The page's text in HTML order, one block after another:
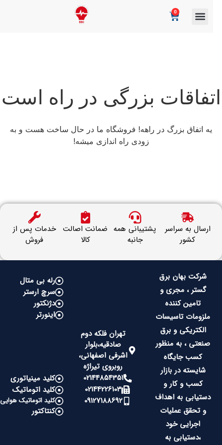
بزرگی در راه است
یه اتفاق بزرگ در راهه! فروشگاه ما در حال ساخت هست و به
زودی راه اندازی میشه!
ارسال به سراسر
کشور
پشتیبانی همه
جانبه
ضمانت اصالت
کالا
خدمات پس از
فروش
شرکت بهان برق
گستر ، مجری و
تامین کننده
ملزومات تاسیسات
الکتریکی و برق
صنعتی ، به منظور
کسب جایگاه
شایسته در بازار
کسب و کار و
دستیابی به اهداف
و تحقق عملیات
اجرایی خود
،دستیابی به
تهران فلکه دوم
صادقیه،بلوار
اشرفی اصفهانی،
روبروی تیراژه
02144854351
02144226103
09127188692
رله بی متال
سرچ ارستر
دژنکتور
اینورتر
کلید مینیاتوری
کلید اتوماتیک
کلید اتوماتیک هوایی
کنتاکتور